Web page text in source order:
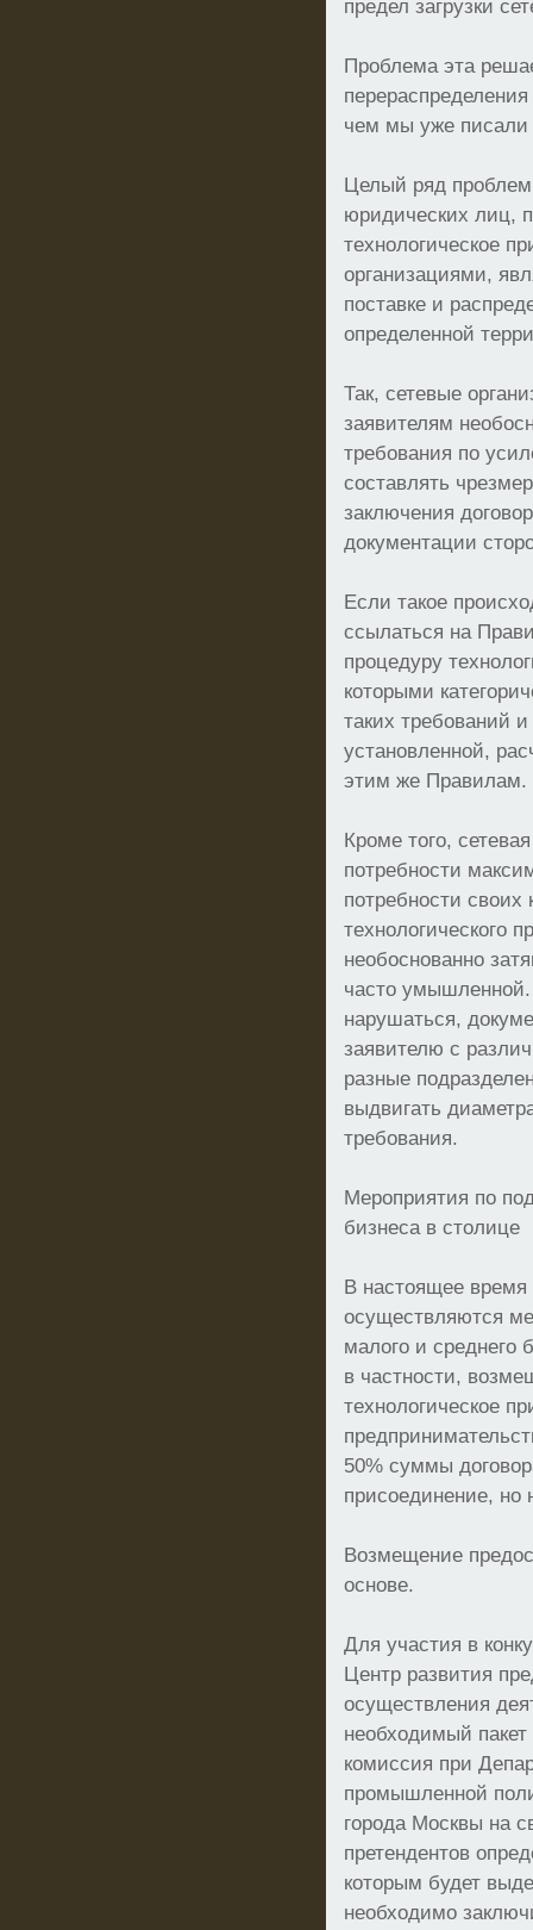
предел загрузки
Проблема эта
чем мы уже писали
Целый ряд
юридических лиц,
технологическое
организациями,
поставке и
определенной
Так, сетевые
заявителям
требования по
составлять
заключения
документации
Если такое
ссылаться на
процедуру
которыми
таких требований
установленной,
этим же Правилам.
Кроме того,
потребности
потребности своих
технологического
необоснованно
часто умышленной.
нарушаться,
заявителю с
разные
выдвигать
требования.
Мероприятия по
бизнеса в столице
В настоящее время
осуществляются
малого и среднего
в частности,
технологическое
50% суммы
присоединение, но
Возмещение
основе.
Для участия в
Центр развития
осуществления
необходимый
комиссия при
промышленной
города Москвы на
претендентов
которым будет
необходимо